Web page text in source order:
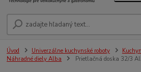
Úvod Univerzálne kuchynské roboty
Náhradné diely Alba
Prietlačná doska 32/3